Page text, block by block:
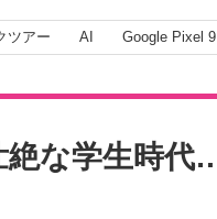
ツアー AI Google Pixel 9
な学生時代